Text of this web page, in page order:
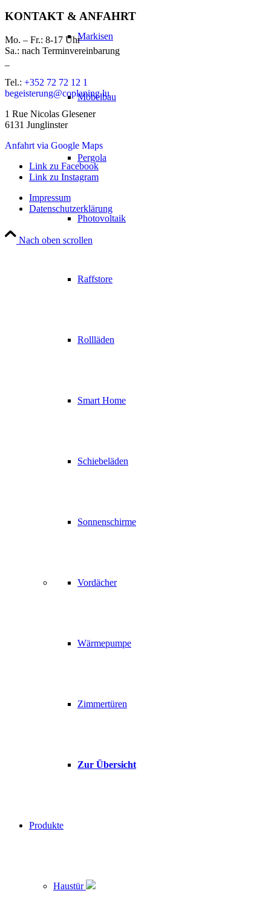
Markisen
Möbelbau
Pergola
Photovoltaik
Raffstore
Rollläden
Smart Home
Schiebeläden
Sonnenschirme
Vordächer
Wärmepumpe
Zimmertüren
Zur Übersicht
Produkte
Haustür
KONTAKT & ANFAHRT
Mo. – Fr.: 8-17 Uhr
Sa.: nach Terminvereinbarung
Tel.: +352 72 72 12 1
begeisterung@coplaning.lu
1 Rue Nicolas Glesener
6131 Junglinster
Anfahrt via Google Maps
Link zu Facebook
Link zu Instagram
Impressum
Datenschutzerklärung
Nach oben scrollen